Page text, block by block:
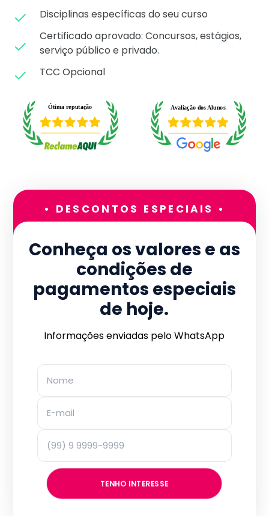
Disciplinas específicas do seu curso
Certificado aprovado: Concursos, estágios,
serviço público e privado.
TCC Opcional
• DESCONTOS ESPECIAIS •
Conheça os valores e as
condições de
pagamentos especiais
de hoje.
Informações enviadas pelo WhatsApp
TENHO INTERESSE